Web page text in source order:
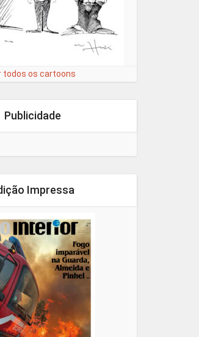
todos os cartoons
Publicidade
Impressa